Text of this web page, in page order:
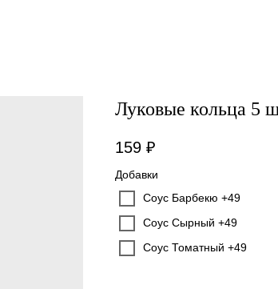
Луковые кольца 5
159 ₽
Добавки
Соус Барбекю +49
Соус Сырный +49
Соус Томатный +49